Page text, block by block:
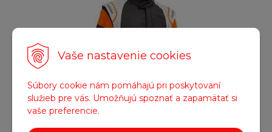
Vaše nastavenie cookies
Súbory cookie nám pomáhajú pri poskytovaní
služieb pre vás. Umožňujú spoznať a zapamätať si
vaše preferencie.